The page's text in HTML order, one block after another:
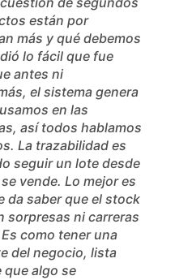
están por
más y qué debemos
lo fácil que fue
antes ni
el sistema genera
en las
así todos hablamos
La trazabilidad es
seguir un lote desde
vende. Lo mejor es
da saber que el stock
sorpresas ni carreras
como tener una
del negocio, lista
que algo se